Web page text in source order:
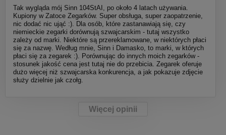
Tak wygląda mój Sinn 104StAI, po około 4 latach używania.
Kupiony w Zatoce Zegarków. Super obsługa, super zaopatrzenie,
nic dodać nic ująć :). Dla osób, które zastanawiają się, czy
niemieckie zegarki dorównują szwajcarskim - tutaj wszystko
zależy od marki. Niektóre są przereklamowane, w niektórych płaci
się za nazwę. Według mnie, Sinn i Damasko, to marki, w których
płaci się za zegarek :). Porównując do innych moich zegarków -
stosunek jakość cena jest tutaj nie do przebicia. Zegarek oferuje
dużo więcej niż szwajcarska konkurencja, a jak pokazuje zdjęcie
służy dzielnie jak czołg.
Więcej opinii